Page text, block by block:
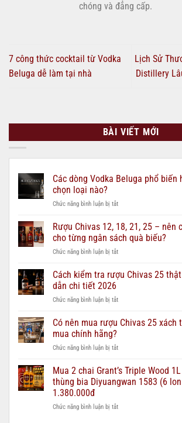
chóng và đẳng cấp.
7 công thức cocktail từ Vodka
Beluga dễ làm tại nhà
Lịch Sử
Distillery
BÀI VIẾT MỚI
Các dòng Vodka Beluga phổ biến
chọn loại nào?
Chức năng bình luận bị tắtở
dòng
Vodka
Beluga
phổ
hiện
chọn
nào?
Rượu Chivas 12, 18, 21, 25 – nên
cho từng ngân sách quà biếu?
Chức năng bình luận bị tắtở
Chivas
12,
21,
–
loại
cho
từng
quà
Cách kiểm tra rượu Chivas 25
dẫn chi tiết 2026
Chức năng bình luận bị tắtở
kiểm
Chivas
thật
giả
–
dẫn
Có nên mua rượu Chivas 25 xách
mua chính hãng?
Chức năng bình luận bị tắtở
nên
rượu
25
Mua 2 chai Grant’s Triple Wood
thùng bia Diyuangwan 1583 (6
1.380.000đ
Chức năng bình luận bị tắtở